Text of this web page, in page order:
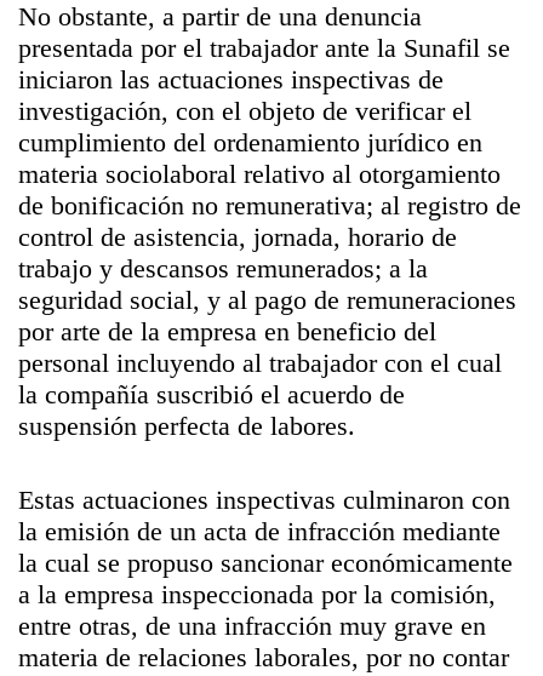
No obstante, a partir de una denuncia
presentada por el trabajador ante la Sunafil se
iniciaron las actuaciones inspectivas de
investigación, con el objeto de verificar el
cumplimiento del ordenamiento jurídico en
materia sociolaboral relativo al otorgamiento
de bonificación no remunerativa; al registro de
control de asistencia, jornada, horario de
trabajo y descansos remunerados; a la
seguridad social, y al pago de remuneraciones
por arte de la empresa en beneficio del
personal incluyendo al trabajador con el cual
la compañía suscribió el acuerdo de
suspensión perfecta de labores.
Estas actuaciones inspectivas culminaron con
la emisión de un acta de infracción mediante
la cual se propuso sancionar económicamente
a la empresa inspeccionada por la comisión,
entre otras, de una infracción muy grave en
materia de relaciones laborales, por no contar